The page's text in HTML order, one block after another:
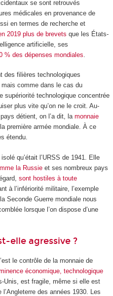
se sont retrouvés
médicales en provenance de
en termes de recherche et
2019 plus de brevets que les États-
artificielle, ses
% des dépenses mondiales
des filières technologiques
comme dans le cas du
supériorité technologique concentrée
plus vite qu’on ne le croit. Au-
détient, on l’a dit, la monnaie
première armée mondiale. À ce
étendu.
qu’était l’URSS de 1941. Elle
la Russieet ses nombreux pays
sont hostiles à toute
à l’infériorité militaire, l’exemple
Seconde Guerre mondiale nous
lorsque l’on dispose d’une
elle agressive ?
le contrôle de la monnaie de
économique, technologique
est fragile, même si elle est
l’Angleterre des années 1930. Les